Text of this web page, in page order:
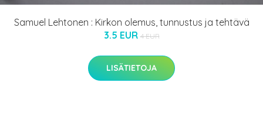
Samuel Lehtonen : Kirkon olemus, tunnustus ja tehtävä
3.5 EUR 4 EUR
LISÄTIETOJA